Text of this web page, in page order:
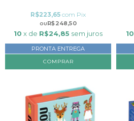
R$248,50
R$223,65 com Pix
10 x de R$24,85 sem juros
PRONTA ENTREGA
10